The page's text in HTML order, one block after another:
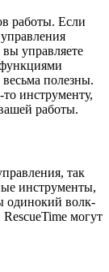
работы. Если
управляете
полезны.
инструменту,
работы.
так
инструменты,
одинокий волк-
могут